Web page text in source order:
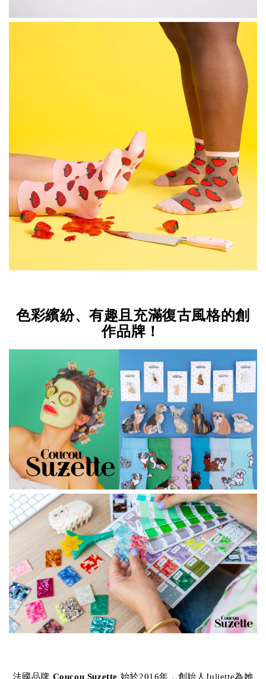
色彩繽紛、有趣且充滿復古風格的創
作品牌！
法國品牌 Coucou Suzette 始於2016年，創始人Juliette為她